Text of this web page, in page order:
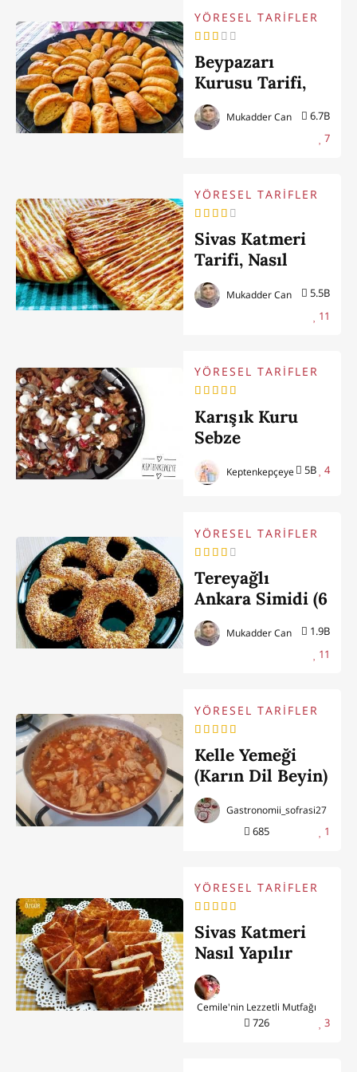
YÖRESEL TARİFLER
Beypazarı
Kurusu Tarifi,
Nasıl Yapılır (Püf
Noktalarıyla)
6.7B
7
Mukadder Can
YÖRESEL TARİFLER
Sivas Katmeri
Tarifi, Nasıl
Yapılır
5.5B
11
Mukadder Can
YÖRESEL TARİFLER
Karışık Kuru
Sebze
Kavurması
5B 4
Keptenkepçeye
YÖRESEL TARİFLER
Tereyağlı
Ankara Simidi (6
Adet)
1.9B
11
Mukadder Can
YÖRESEL TARİFLER
Kelle Yemeği
(Karın Dil Beyin)
685 1
Gastronomii_sofrasi27
YÖRESEL TARİFLER
Sivas Katmeri
Nasıl Yapılır
726 3
Cemile'nin Lezzetli Mutfağı